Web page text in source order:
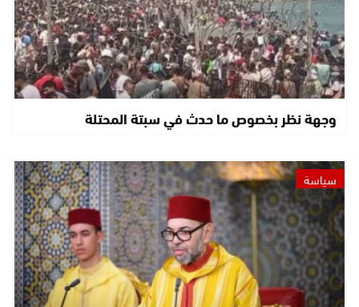
وجهة نظر بخصوص ما حدث في سبتة المحتلة
سياسة